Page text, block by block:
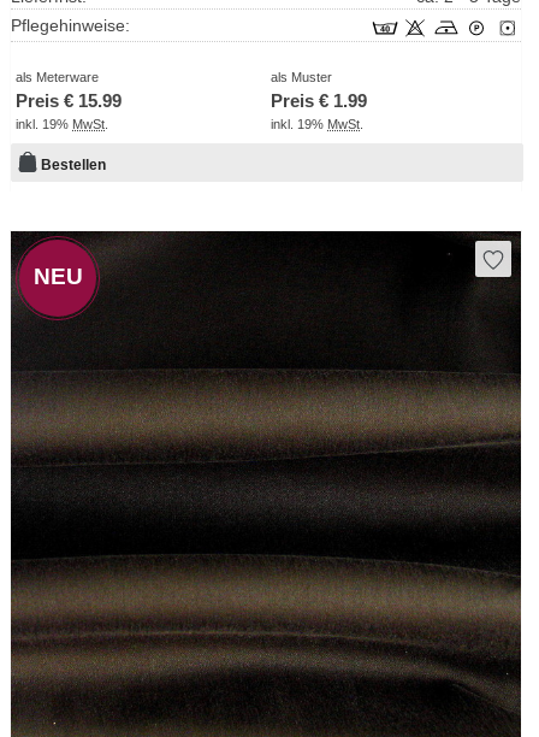
Pflegehinweise:
als Meterware
Preis € 15.99
inkl. 19% MwSt
als Muster
Preis € 1.99
inkl. 19% MwSt
Bestellen
NEU